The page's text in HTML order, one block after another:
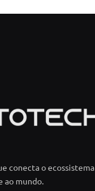
conecta o ecossistema
ao mundo.